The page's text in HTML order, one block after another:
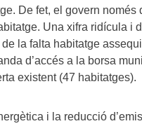
De fet, el govern només
Una xifra ridícula i
la falta habitatge
d’accés a la borsa
existent (47 habitatges).
i la reducció